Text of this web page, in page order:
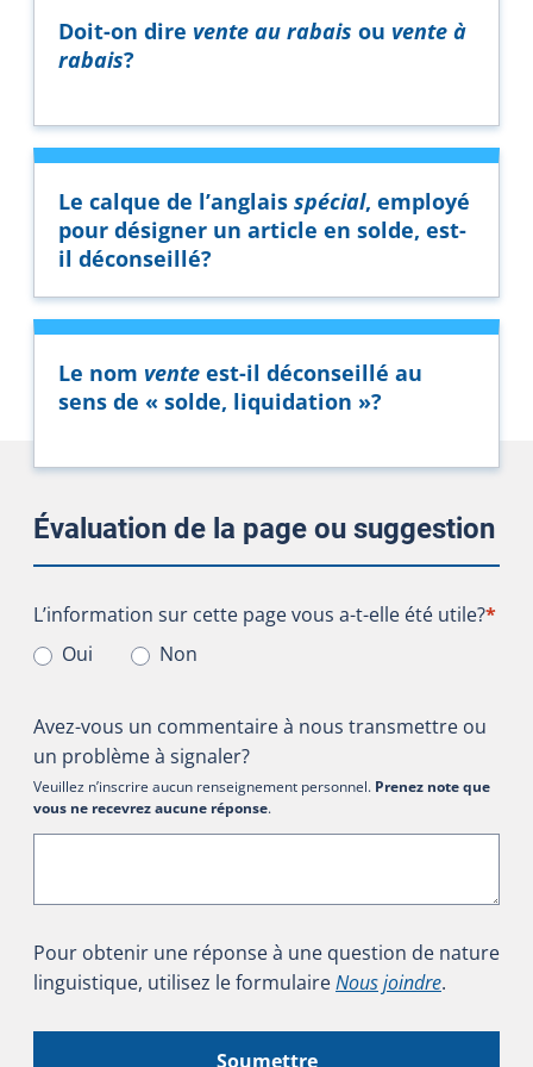
Doit-on dire vente au rabais ou vente à
rabais?
Le calque de l’anglais spécial, employé
pour désigner un article en solde, est-
il déconseillé?
Le nom vente est-il déconseillé au
sens de « solde, liquidation »?
Évaluation de la page ou suggestion
L’information sur cette page vous a-t-elle été utile?
L’information sur cette page vous a-t-elle été utile?*
Oui
Non
Avez-vous un commentaire à nous transmettre ou
un problème à signaler?
Veuillez n’inscrire aucun renseignement personnel. Prenez note que
vous ne recevrez aucune réponse.
Pour obtenir une réponse à une question de nature
linguistique, utilisez le formulaireNous joindre.
Soumettre